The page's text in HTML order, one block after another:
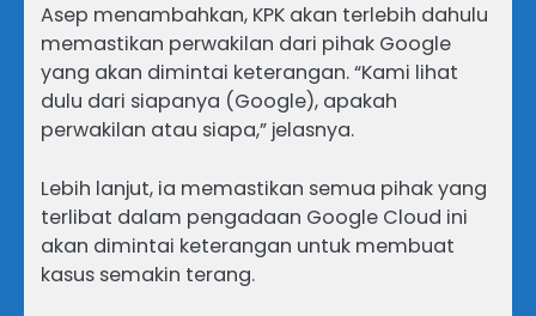
Asep menambahkan, KPK akan terlebih dahulu
memastikan perwakilan dari pihak Google
yang akan dimintai keterangan. “Kami lihat
dulu dari siapanya (Google), apakah
perwakilan atau siapa,” jelasnya.
Lebih lanjut, ia memastikan semua pihak yang
terlibat dalam pengadaan Google Cloud ini
akan dimintai keterangan untuk membuat
kasus semakin terang.